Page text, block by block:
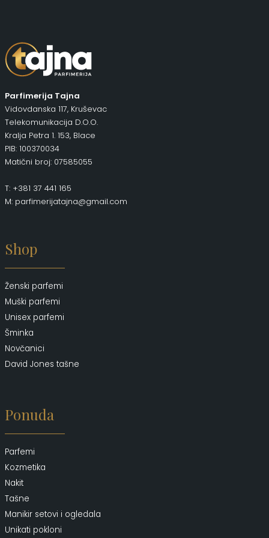
Parfimerija Tajna
Vidovdanska 117, Kruševac
Telekomunikacija D.O.O.
Kralja Petra 1. 153, Blace
PIB: 100370034
Matični broj: 07585055
T: +381 37 441 165
M: parfimerijatajna@gmail.com
Shop
Ženski parfemi
Muški parfemi
Unisex parfemi
Šminka
Novčanici
David Jones tašne
Ponuda
Parfemi
Kozmetika
Nakit
Tašne
Manikir setovi i ogledala
Unikati pokloni